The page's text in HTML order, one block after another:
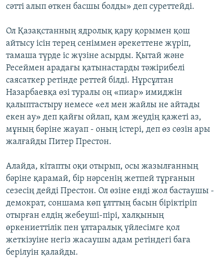
сәтті алып өткен басшы болды» деп суреттейді.
Ол Қазақстанның ядролық қару қорымен қош
айтысу ісін терең сеніммен әрекеттене жүріп,
тамаша түрде іс жүзіне асырды. Қытай және
Ресеймен арадағы қатынастарды тәжірибелі
саясаткер ретінде реттей білді. Нұрсұлтан
Назарбаевқа өзі туралы оң «пиар» имиджін
қалыптастыру немесе «ел мен жайлы не айтады
екен ау» деп қайғы ойлап, қам жеудің қажеті аз,
мұның бәріне жауап - оның істері, деп өз сөзін ары
жалғайды Питер Престон.
Алайда, кітапты оқи отырып, осы жазылғанның
бәріне қарамай, бір нәрсенің жетпей тұрғанын
сезесің дейді Престон. Ол өзіне енді жол бастаушы -
демократ, соншама көп ұлттың басын біріктіріп
отырған елдің жебеуші-пірі, халқының
өркениеттілік пен ұлтаралық үйлесімге қол
жеткізуіне негіз жасаушы адам ретіндегі баға
берілуін қалайды.